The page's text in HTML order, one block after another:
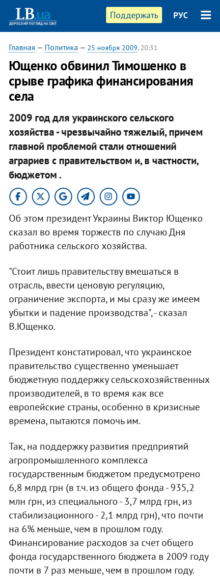
Поддержать РУС
Главная — Политика — 25 ноября 2009, 20:31
Ющенко обвинил Тимошенко в
срыве графика финансирования
села
2009 год для украинского сельского
хозяйства - чрезвычайно тяжелый, причем
главной проблемой стали отношений
аграриев с правительством и, в частности,
бюджетом .
Об этом президент Украины Виктор Ющенко
сказал во время торжеств по случаю Дня
работника сельского хозяйства.
"Стоит лишь правительству вмешаться в
отрасль, ввести ценовую регуляцию,
ограничение экспорта, и мы сразу же имеем
убытки и падение производства", - сказал
В.Ющенко.
Президент констатировал, что украинское
правительство существенно уменьшает
бюджетную поддержку сельскохозяйственных
производителей, в то время как все
европейские страны, особенно в кризисные
времена, пытаются помочь им.
Так, на поддержку развития предприятий
агропромышленного комплекса
государственным бюджетом предусмотрено
6,8 млрд грн (в т.ч. из общего фонда - 935,2
млн грн, из специального - 3,7 млрд грн, из
стабилизационного - 2,1 млрд грн), что почти
на 6% меньше, чем в прошлом году.
Финансирование расходов за счет общего
фонда государственного бюджета в 2009 году
почти в 7 раз меньше, чем в прошлом году.